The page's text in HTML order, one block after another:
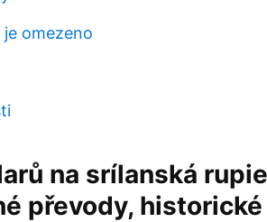
omezeno
na srílanská rupie
převody,